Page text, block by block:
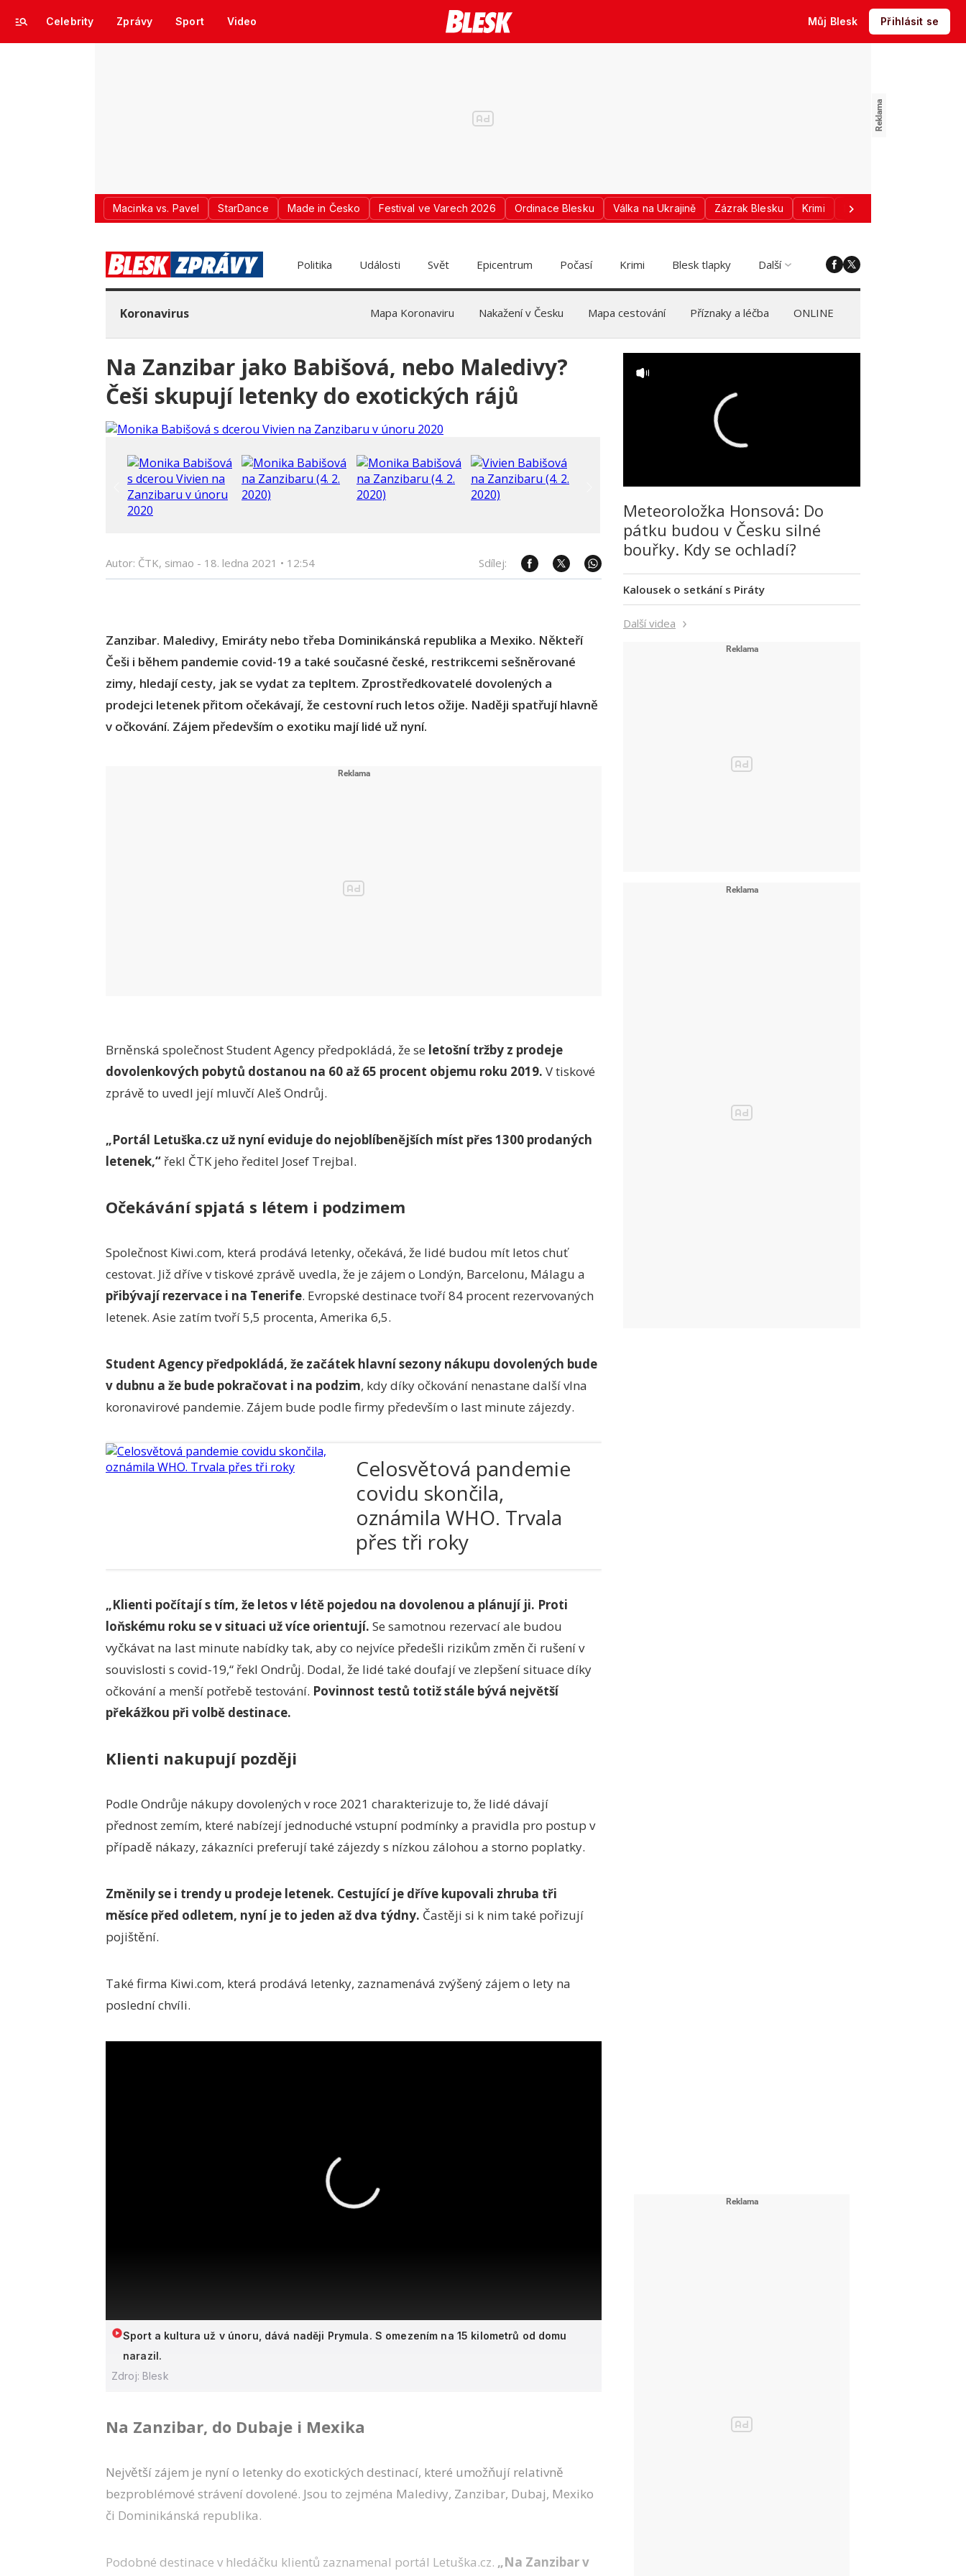
Celebrity Zprávy Sport Video Můj Blesk Přihlásit se
Macinka vs. Pavel StarDance Made in Česko Festival ve Varech 2026 Ordinace Blesku Válka na Ukrajině Zázrak Blesku Krimi Donald Trump
Politika Události Svět Epicentrum Počasí Krimi Blesk tlapky Další
Koronavirus Mapa Koronaviru Nakažení v Česku Mapa cestování Příznaky a léčba ONLINE
Na Zanzibar jako Babišová, nebo Maledivy?
Češi skupují letenky do exotických rájů
Autor: ČTK, simao - 18. ledna 2021 • 12:54 Sdílej:
Zanzibar. Maledivy, Emiráty nebo třeba Dominikánská republika a Mexiko. Někteří
Češi i během pandemie covid-19 a také současné české, restrikcemi sešněrované
zimy, hledají cesty, jak se vydat za tepltem. Zprostředkovatelé dovolených a
prodejci letenek přitom očekávají, že cestovní ruch letos ožije. Naději spatřují hlavně
v očkování. Zájem především o exotiku mají lidé už nyní.
Brněnská společnost Student Agency předpokládá, že se letošní tržby z prodeje
dovolenkových pobytů dostanou na 60 až 65 procent objemu roku 2019. V tiskové
zprávě to uvedl její mluvčí Aleš Ondrůj.
„Portál Letuška.cz už nyní eviduje do nejoblíbenějších míst přes 1300 prodaných
letenek,“ řekl ČTK jeho ředitel Josef Trejbal.
Očekávání spjatá s létem i podzimem
Společnost Kiwi.com, která prodává letenky, očekává, že lidé budou mít letos chuť
cestovat. Již dříve v tiskové zprávě uvedla, že je zájem o Londýn, Barcelonu, Málagu a
přibývají rezervace i na Tenerife. Evropské destinace tvoří 84 procent rezervovaných
letenek. Asie zatím tvoří 5,5 procenta, Amerika 6,5.
Student Agency předpokládá, že začátek hlavní sezony nákupu dovolených bude
v dubnu a že bude pokračovat i na podzim, kdy díky očkování nenastane další vlna
koronavirové pandemie. Zájem bude podle firmy především o last minute zájezdy.
Celosvětová pandemie
covidu skončila,
oznámila WHO. Trvala
přes tři roky
„Klienti počítají s tím, že letos v létě pojedou na dovolenou a plánují ji. Proti
loňskému roku se v situaci už více orientují. Se samotnou rezervací ale budou
vyčkávat na last minute nabídky tak, aby co nejvíce předešli rizikům změn či rušení v
souvislosti s covid-19,“ řekl Ondrůj. Dodal, že lidé také doufají ve zlepšení situace díky
očkování a menší potřebě testování. Povinnost testů totiž stále bývá největší
překážkou při volbě destinace.
Klienti nakupují později
Podle Ondrůje nákupy dovolených v roce 2021 charakterizuje to, že lidé dávají
přednost zemím, které nabízejí jednoduché vstupní podmínky a pravidla pro postup v
případě nákazy, zákazníci preferují také zájezdy s nízkou zálohou a storno poplatky.
Změnily se i trendy u prodeje letenek. Cestující je dříve kupovali zhruba tři
měsíce před odletem, nyní je to jeden až dva týdny. Častěji si k nim také pořizují
pojištění.
Také firma Kiwi.com, která prodává letenky, zaznamenává zvýšený zájem o lety na
poslední chvíli.
Sport a kultura už v únoru, dává naději Prymula. S omezením na 15 kilometrů od domu
narazil.
Zdroj: Blesk
Na Zanzibar, do Dubaje i Mexika
Největší zájem je nyní o letenky do exotických destinací, které umožňují relativně
bezproblémové strávení dovolené. Jsou to zejména Maledivy, Zanzibar, Dubaj, Mexiko
či Dominikánská republika.
Podobné destinace v hledáčku klientů zaznamenal portál Letuška.cz. „Na Zanzibar v
Meteoroložka Honsová: Do
pátku budou v Česku silné
bouřky. Kdy se ochladí?
Kalousek o setkání s Piráty
Další videa